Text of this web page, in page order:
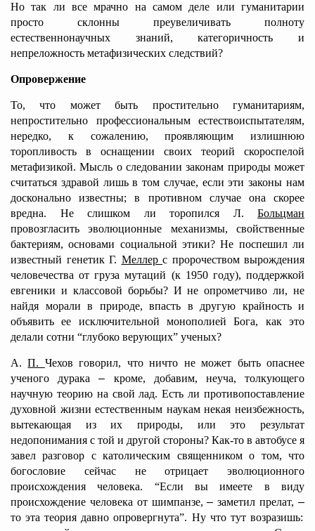
Но так ли все мрачно на самом деле или гуманитарии
просто склонны преувеличивать полноту
естественнонаучных знаний, категоричность и
непреложность метафизических следствий?
Опровержение
То, что может быть простительно гуманитариям,
непростительно профессиональным естествоиспытателям,
нередко, к сожалению, проявляющим излишнюю
торопливость в оснащении своих теорий скороспелой
метафизикой. Мысль о следовании законам природы может
считаться здравой лишь в том случае, если эти законы нам
досконально известны; в противном случае она скорее
вредна. Не слишком ли торопился Л. Больцман
провозгласить эволюционные механизмы, свойственные
бактериям, основами социальной этики? Не поспешил ли
известный генетик Г. Меллер с пророчеством вырождения
человечества от груза мутаций (к 1950 году), поддержкой
евгеники и классовой борьбы? И не опрометчиво ли, не
найдя морали в природе, впасть в другую крайность и
объявить ее исключительной монополией Бога, как это
делали сотни “глубоко верующих” ученых?
А.П. Чехов говорил, что ничто не может быть опаснее
ученого дурака– кроме, добавим, неуча, толкующего
научную теорию на свой лад. Есть ли противопоставление
духовной жизни естественным наукам некая неизбежность,
вытекающая из их природы, или это результат
недопонимания с той и другой стороны? Как-то в автобусе я
завел разговор с католическим священником о том, что
богословие сейчас не отрицает эволюционного
происхождения человека. “Если вы имеете в виду
происхождение человека от шимпанзе, – заметил прелат, –
то эта теория давно опровергнута”. Ну что тут возразишь: